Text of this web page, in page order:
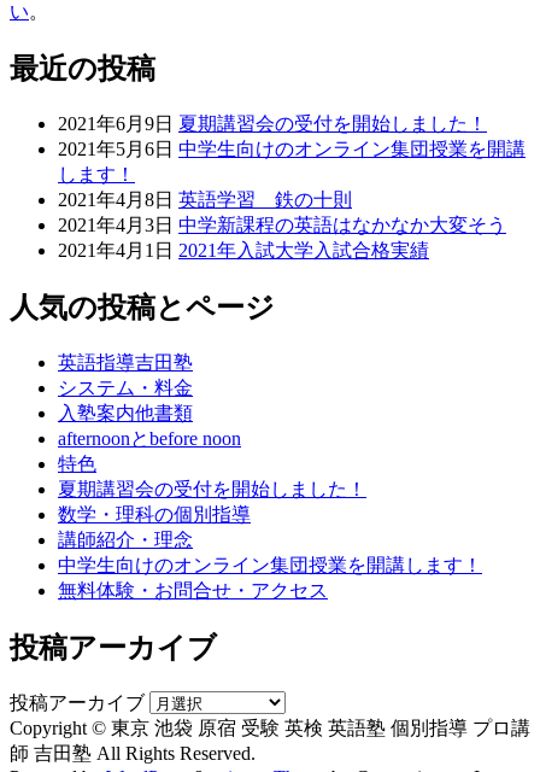
い。
最近の投稿
2021年6月9日 夏期講習会の受付を開始しました！
2021年5月6日 中学生向けのオンライン集団授業を開講
します！
2021年4月8日 英語学習 鉄の十則
2021年4月3日 中学新課程の英語はなかなか大変そう
2021年4月1日 2021年入試大学入試合格実績
人気の投稿とページ
英語指導吉田塾
システム・料金
入塾案内他書類
afternoonとbefore noon
特色
夏期講習会の受付を開始しました！
数学・理科の個別指導
講師紹介・理念
中学生向けのオンライン集団授業を開講します！
無料体験・お問合せ・アクセス
投稿アーカイブ
投稿アーカイブ
Copyright © 東京 池袋 原宿 受験 英検 英語塾 個別指導 プロ講
師 吉田塾 All Rights Reserved.